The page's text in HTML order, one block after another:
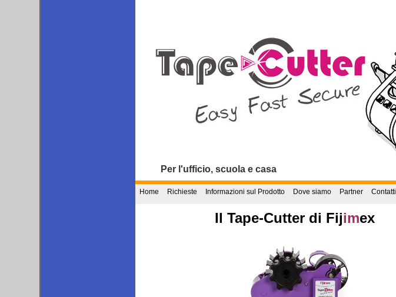
Per l'ufficio, scuola e casa
Home Richieste Informazioni sul Prodotto Dove siamo Partner Contatti
Il Tape-Cutter di Fijimex